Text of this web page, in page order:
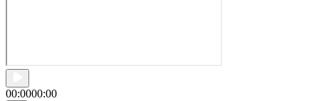
00:0000:00